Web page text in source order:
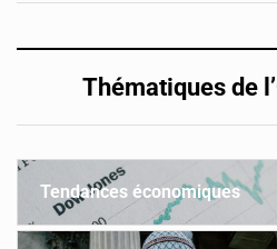
Thématiques de
Tendances économiques